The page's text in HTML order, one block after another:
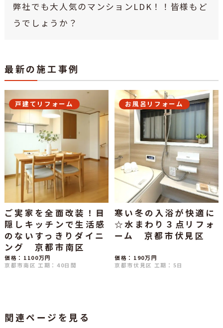
弊社でも大人気のマンションLDK！！皆様もど
うでしょうか？
最新の施工事例
戸建てリフォーム
ご実家を全面改装！目
隠しキッチンで生活感
のないすっきりダイニ
ング 京都市南区
価格：1100万円
京都市南区 工期：40日間
お風呂リフォーム
寒い冬の入浴が快適に
☆水まわり３点リフォ
ーム 京都市伏見区
価格：190万円
京都市伏見区 工期：5日
関連ページを見る